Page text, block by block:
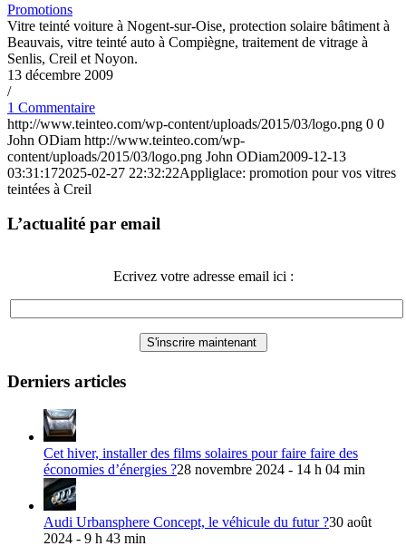
Promotions
Vitre teinté voiture à Nogent-sur-Oise, protection solaire bâtiment à
Beauvais, vitre teinté auto à Compiègne, traitement de vitrage à
Senlis, Creil et Noyon.
13 décembre 2009
/
1 Commentaire
http://www.teinteo.com/wp-content/uploads/2015/03/logo.png 0 0
John ODiam http://www.teinteo.com/wp-
content/uploads/2015/03/logo.png John ODiam2009-12-13
03:31:172025-02-27 22:32:22Appliglace: promotion pour vos vitres
teintées à Creil
L’actualité par email
Ecrivez votre adresse email ici :
Derniers articles
Cet hiver, installer des films solaires pour faire faire des
économies d’énergies ?28 novembre 2024 - 14 h 04 min
Audi Urbansphere Concept, le véhicule du futur ?30 août
2024 - 9 h 43 min